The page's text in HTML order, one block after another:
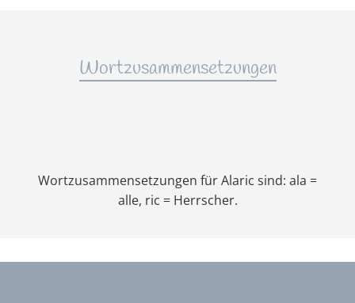
Wortzusammensetzungen
Wortzusammensetzungen für Alaric sind: ala =
alle, ric = Herrscher.